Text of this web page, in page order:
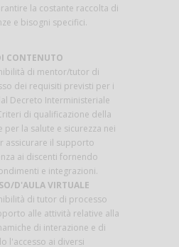
la costante raccolta di
e bisogni specifici.
CONTENUTO
di mentor/tutor di
dei requisiti previsti per i
Decreto Interministeriale
di qualificazione della
la salute e sicurezza nei
assicurare il supporto
ai discenti fornendo
e integrazioni.
D'AULA VIRTUALE
di tutor di processo
alle attività relative alla
di interazione e di
l'accesso ai diversi